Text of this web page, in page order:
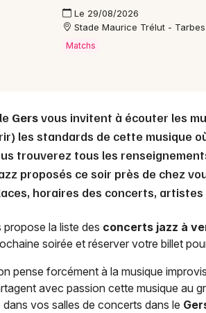
Le 29/08/2026
Stade Maurice Trélut - Tarbes
Matchs
Gersvous invitent à écouter les
les standards de cette musique
trouverez tous les
proposés ce soir près de chez
horaires des concerts,
propose la liste des concerts jazz à
soirée et réserver votre billet
pense forcément à la musique
avec passion cette musique au
vos salles de concerts dans le